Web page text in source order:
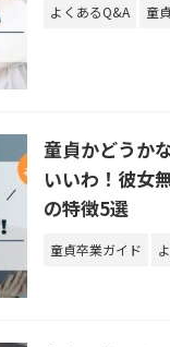
よくあるQ&A 童
童貞かどうか
いいわ！彼女
の特徴5選
童貞卒業ガイド